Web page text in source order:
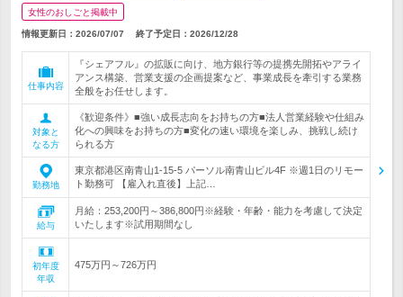
女性のおしごと掲載中
情報更新日：2026/07/07 終了予定日： 2026/12/28
仕事内容
『シェアフル』の拡販に向け、地方銀行等の提携先開拓やアライ
アンス構築、営業支援の企画提案など、事業成長を牽引する業務
全般をお任せします。
対象と
なる方
《歓迎条件》■強い成長志向をお持ちの方■法人営業経験や仕組み
化への興味をお持ちの方■変化の速い環境を楽しみ、挑戦し続け
られる方
勤務地
東京都港区南青山1-15-5 パーソル南青山ビル4F ※週1日のリモー
ト勤務可 【雇入れ直後】上記…
給与
月給：253,200円～386,800円※経験・年齢・能力を考慮して決定
いたします※試用期間なし
初年度
年収
475万円～726万円